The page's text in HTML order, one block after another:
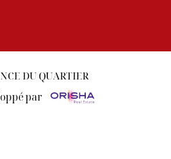
DU QUARTIER
par